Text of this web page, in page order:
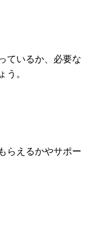
ているか、必要な
。
らえるかやサポー